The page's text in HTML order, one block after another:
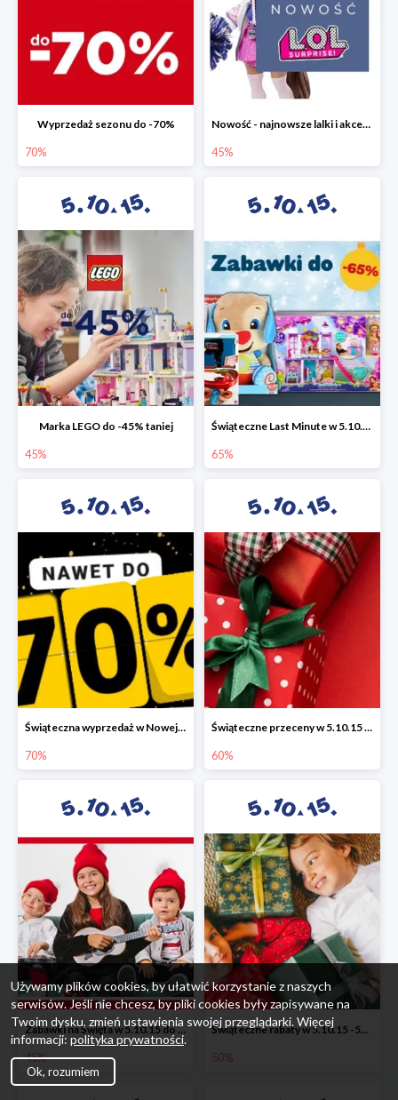
Wyprzedaż sezonu do -70%
70%
Nowość - najnowsze lalki i akcesoria L.O.L. w 5.10.15 do -45%
45%
Marka LEGO do -45% taniej
45%
Świąteczne Last Minute w 5.10.15 - zabawki do -65%
65%
Świąteczna wyprzedaż w Nowej Erze - National Geographic Learning -70%
70%
Świąteczne przeceny w 5.10.15 - wszystkie ubrania -60%
60%
Zabawki na Święta w 5.10.15 do -45%
45%
Świąteczne rabaty w 5.10.15 -50%
50%
Używamy plików cookies, by ułatwić korzystanie z naszych
serwisów. Jeśli nie chcesz, by pliki cookies były zapisywane na
Twoim dysku, zmień ustawienia swojej przeglądarki. Więcej
informacji: polityka prywatności.
Ok, rozumiem